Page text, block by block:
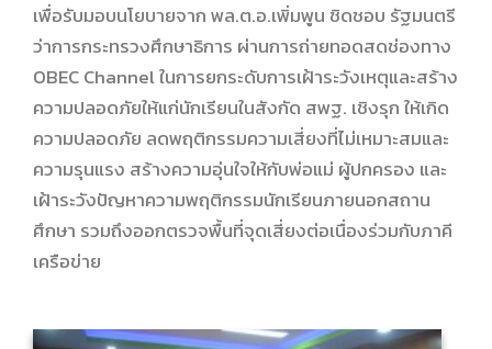
เพื่อรับมอบนโยบายจาก พล.ต.อ.เพิ่มพูน ชิดชอบ รัฐมนตรี
ว่าการกระทรวงศึกษาธิการ ผ่านการถ่ายทอดสดช่องทาง
OBEC Channel ในการยกระดับการเฝ้าระวังเหตุและสร้าง
ความปลอดภัยให้แก่นักเรียนในสังกัด สพฐ. เชิงรุก ให้เกิด
ความปลอดภัย ลดพฤติกรรมความเสี่ยงที่ไม่เหมาะสมและ
ความรุนแรง สร้างความอุ่นใจให้กับพ่อแม่ ผู้ปกครอง และ
เฝ้าระวังปัญหาความพฤติกรรมนักเรียนภายนอกสถาน
ศึกษา รวมถึงออกตรวจพื้นที่จุดเสี่ยงต่อเนื่องร่วมกับภาคี
เครือข่าย